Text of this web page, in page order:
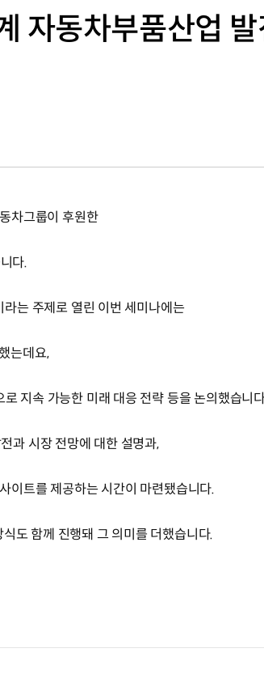
자동차부품산업
차그룹이 후원한
다.
라는 주제로 열린 이번 세미나에는
는데요,
지속 가능한 미래 대응 전략 등을 논의했습니
과 시장 전망에 대한 설명과,
이트를 제공하는 시간이 마련됐습니다.
도 함께 진행돼 그 의미를 더했습니다.